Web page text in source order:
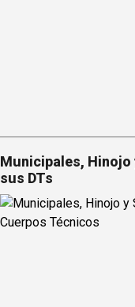
Municipales, Hinojo
sus DTs